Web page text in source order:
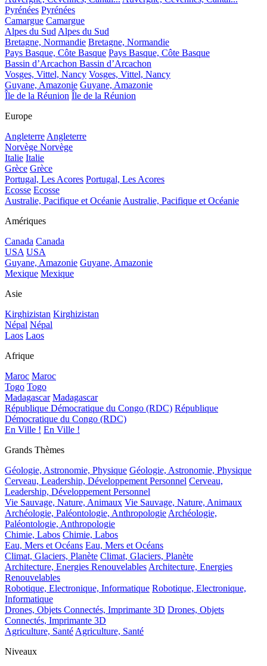
Pyrénées Pyrénées
Camargue Camargue
Alpes du SudAlpes du Sud
Bretagne, Normandie Bretagne, Normandie
Pays Basque, Côte Basque Pays Basque, Côte Basque
Bassin d’Arcachon Bassin d’Arcachon
Vosges, Vittel, Nancy Vosges, Vittel, Nancy
Guyane, Amazonie Guyane, Amazonie
Île de la Réunion Île de la Réunion
Europe
AngleterreAngleterre
Norvège Norvège
Italie Italie
Grèce Grèce
Portugal, Les Acores Portugal, Les Acores
Ecosse Ecosse
Australie, Pacifique et OcéanieAustralie, Pacifique et Océanie
Amériques
Canada Canada
USA USA
Guyane, Amazonie Guyane, Amazonie
Mexique Mexique
Asie
Kirghizistan Kirghizistan
Népal Népal
Laos Laos
Afrique
Maroc Maroc
Togo Togo
Madagascar Madagascar
République Démocratique du Congo (RDC) République
Démocratique du Congo (RDC)
En Ville ! En Ville !
Grands Thèmes
Géologie, Astronomie, Physique Géologie, Astronomie, Physique
Cerveau, Leadership, Développement Personnel Cerveau,
Leadership, Développement Personnel
Vie Sauvage, Nature, Animaux Vie Sauvage, Nature, Animaux
Archéologie, Paléontologie, AnthropologieArchéologie,
Paléontologie, Anthropologie
Chimie, Labos Chimie, Labos
Eau, Mers et Océans Eau, Mers et Océans
Climat, Glaciers, Planète Climat, Glaciers, Planète
Architecture, Energies RenouvelablesArchitecture, Energies
Renouvelables
Robotique, Electronique, Informatique Robotique, Electronique,
Informatique
Drones, Objets Connectés, Imprimante 3D Drones, Objets
Connectés, Imprimante 3D
Agriculture, SantéAgriculture, Santé
Niveaux